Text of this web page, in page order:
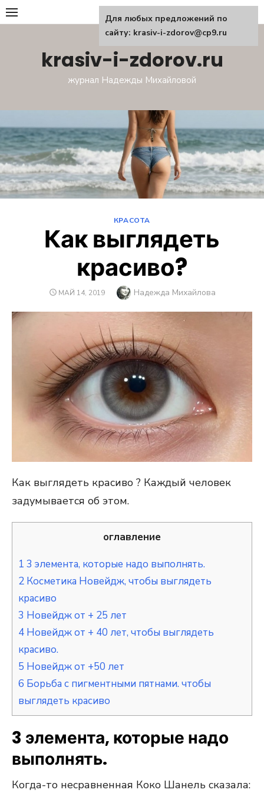
Перейти
к
krasiv-i-zdorov.ru
журнал Надежды Михайловой
КРАСОТА
Как выглядеть
красиво?
ОПУБЛИКОВАНО
МАЙ 14, 2019 Автор
Надежда Михайлова
Как выглядеть красиво ? Каждый человек
задумывается об этом.
оглавление
1 3 элемента, которые надо выполнять.
2 Косметика Новейдж, чтобы выглядеть
красиво
3 Новейдж от + 25 лет
4 Новейдж от + 40 лет, чтобы выглядеть
красиво.
5 Новейдж от +50 лет
6 Борьба с пигментными пятнами. чтобы
выглядеть красиво
3 элемента, которые надо
выполнять.
Когда-то несравненная Коко Шанель сказала:
Для любых предложений по
сайту: krasiv-i-zdorov@cp9.ru